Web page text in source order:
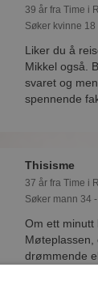
39 år fra Time i
Søker kvinne 18
Liker du å
Mikkel også.
svaret og
spennende
Thisisme
37 år fra Time i
Søker mann 34
Om ett
Møteplassen,
drømmende